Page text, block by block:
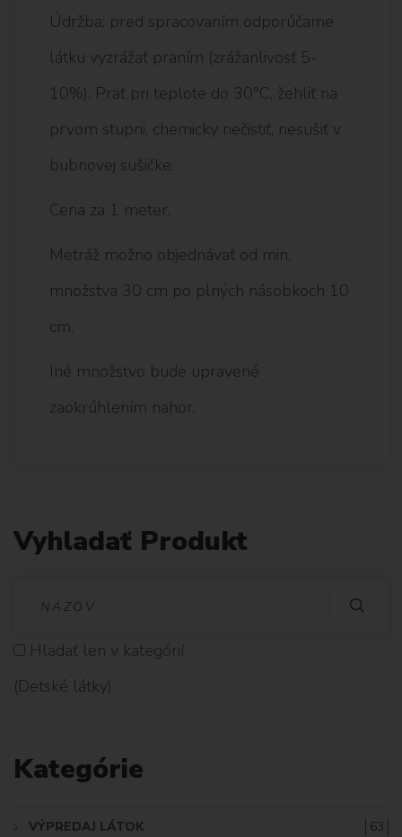
Údržba: pred spracovaním odporúčame
látku vyzrážať praním (zrážanlivosť 5-
10%). Prať pri teplote do 30°C, žehliť na
prvom stupni, chemicky nečistiť, nesušiť v
bubnovej sušičke.
Cena za 1 meter.
Metráž možno objednávať od min.
množstva 30 cm po plných násobkoch 10
cm.
Iné množstvo bude upravené
zaokrúhlením nahor.
Vyhladať Produkt
D
Hladať len v kategórií
(Detské látky)
Kategórie
VÝPREDAJ LÁTOK 63